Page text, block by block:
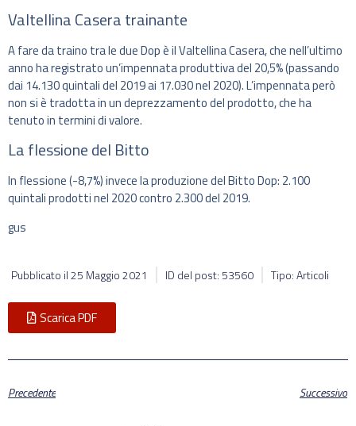
Valtellina Casera trainante
A fare da traino tra le due Dop è il Valtellina Casera, che nell’ultimo
anno ha registrato un’impennata produttiva del 20,5% (passando
dai 14.130 quintali del 2019 ai 17.030 nel 2020). L’impennata però
non si è tradotta in un deprezzamento del prodotto, che ha
tenuto in termini di valore.
La flessione del Bitto
In flessione (-8,7%) invece la produzione del Bitto Dop: 2.100
quintali prodotti nel 2020 contro 2.300 del 2019.
gus
Pubblicato il25 Maggio 2021 ID del post: 53560 Tipo: Articoli
Scarica PDF
Precedente Successivo